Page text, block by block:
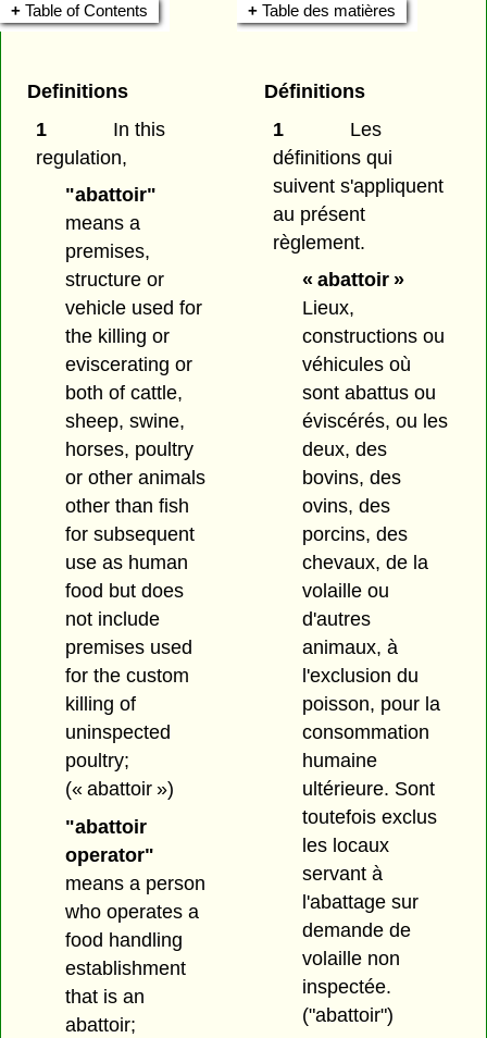
Table of Contents
Table des matières
Definitions
1
In this
regulation,
"abattoir"
means a
premises,
structure or
vehicle used for
the killing or
eviscerating or
both of cattle,
sheep, swine,
horses, poultry
or other animals
other than fish
for subsequent
use as human
food but does
not include
premises used
for the custom
killing of
uninspected
poultry;
(« abattoir »)
"abattoir
operator"
means a person
who operates a
food handling
establishment
that is an
abattoir;
Définitions
1
Les
définitions qui
suivent s'appliquent
au présent
règlement.
« abattoir »
Lieux,
constructions ou
véhicules où
sont abattus ou
éviscérés, ou les
deux, des
bovins, des
ovins, des
porcins, des
chevaux, de la
volaille ou
d'autres
animaux, à
l'exclusion du
poisson, pour la
consommation
humaine
ultérieure. Sont
toutefois exclus
les locaux
servant à
l'abattage sur
demande de
volaille non
inspectée.
("abattoir")